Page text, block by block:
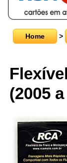
Home >
(2005